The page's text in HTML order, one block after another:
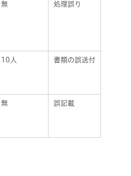
無 処理誤り
10人 書類の誤送付
無 誤記載